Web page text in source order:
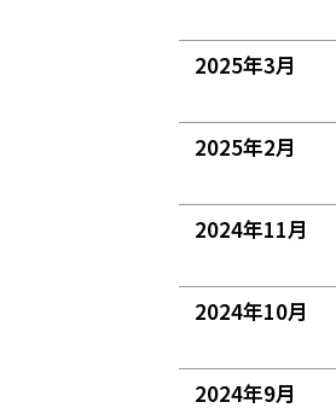
2025年3月
2025年2月
2024年11月
2024年10月
2024年9月